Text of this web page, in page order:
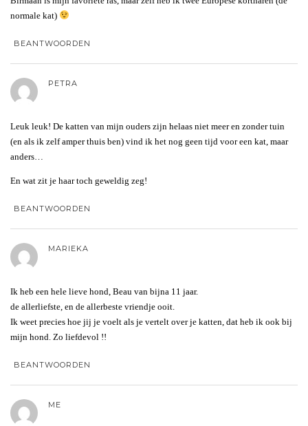
normale kat)
BEANTWOORDEN
PETRA
Leuk leuk! De katten van mijn ouders zijn helaas niet meer en zonder tuin
(en als ik zelf amper thuis ben) vind ik het nog geen tijd voor een kat, maar
anders…
En wat zit je haar toch geweldig zeg!
BEANTWOORDEN
MARIEKA
Ik heb een hele lieve hond, Beau van bijna 11 jaar.
de allerliefste, en de allerbeste vriendje ooit.
Ik weet precies hoe jij je voelt als je vertelt over je katten, dat heb ik ook bij
mijn hond. Zo liefdevol !!
BEANTWOORDEN
ME